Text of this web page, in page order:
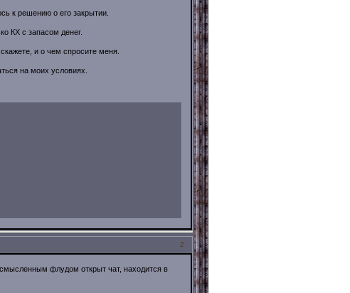
к решению о его закрытии.
КХ с запасом денег.
и о чем спросите меня.
на моих условиях.
2
флудом открыт чат, находится в